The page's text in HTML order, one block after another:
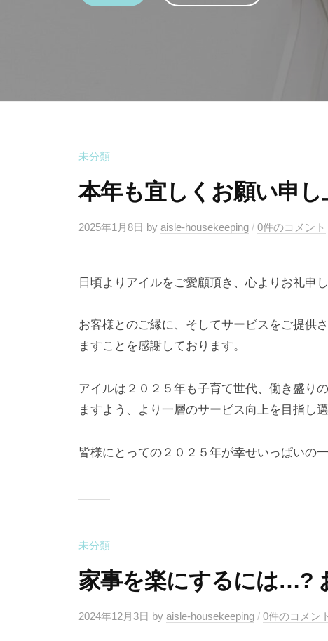
未分類
本年も宜しくお願い申
2025年1月8日 by aisle-housekeeping / 0件のコメント
日頃よりアイルをご愛顧頂き、心よりお礼申し
お客様とのご縁に、そしてサービスをご提供
ますことを感謝しております。
アイルは２０２５年も子育て世代、働き盛り
ますよう、より一層のサービス向上を目指し
皆様にとっての２０２５年が幸せいっぱいの
未分類
家事を楽にするには…?
2024年12月3日 by aisle-housekeeping / 0件のコメント